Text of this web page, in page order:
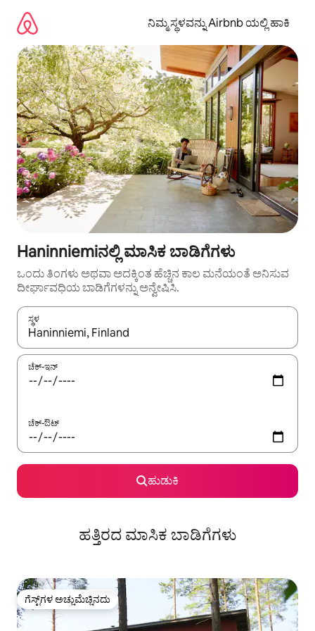
ಹೋಗಿ
ನಿಮ್ಮ ಸ್ಥಳವನ್ನು Airbnb ಯಲ್ಲಿ ಹಾಕಿ
Haninniemiನಲ್ಲಿ ಮಾಸಿಕ ಬಾಡಿಗೆಗಳು
ಒಂದು ತಿಂಗಳು ಅಥವಾ ಅದಕ್ಕಿಂತ ಹೆಚ್ಚಿನ ಕಾಲ ಮನೆಯಂತೆ ಅನಿಸುವ
ದೀರ್ಘಾವಧಿಯ ಬಾಡಿಗೆಗಳನ್ನು ಅನ್ವೇಷಿಸಿ.
ಸ್ಥಳ
ಫಲಿತಾಂಶಗಳು ಲಭ್ಯವಿರುವಾಗ, ಅಪ್ ಮತ್ತು ಡೌನ್ ಬಾಣದ ಕೀಲಿಗಳೊಂದಿಗೆ
ಚೆಕ್-ಇನ್
ಚೆಕ್-ಔಟ್
ಹುಡುಕಿ
ಹತ್ತಿರದ ಮಾಸಿಕ ಬಾಡಿಗೆಗಳು
ಗೆಸ್ಟ್‌ಗಳ ಅಚ್ಚುಮೆಚ್ಚಿನದು
ಗೆಸ್ಟ್‌ಗಳ ಅಚ್ಚುಮೆಚ್ಚಿನದು